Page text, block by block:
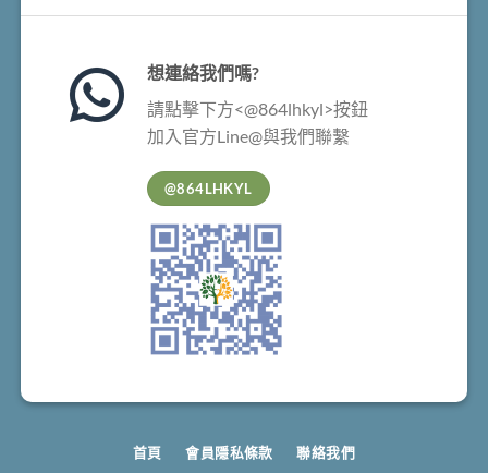
想連絡我們嗎?
請點擊下方<@864lhkyl>按鈕
加入官方Line@與我們聯繫
@864LHKYL
首頁 會員隱私條款 聯絡我們